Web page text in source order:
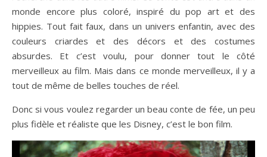
monde encore plus coloré, inspiré du pop art et des
hippies. Tout fait faux, dans un univers enfantin, avec des
couleurs criardes et des décors et des costumes
absurdes. Et c’est voulu, pour donner tout le côté
merveilleux au film. Mais dans ce monde merveilleux, il y a
tout de même de belles touches de réel.
Donc si vous voulez regarder un beau conte de fée, un peu
plus fidèle et réaliste que les Disney, c’est le bon film.